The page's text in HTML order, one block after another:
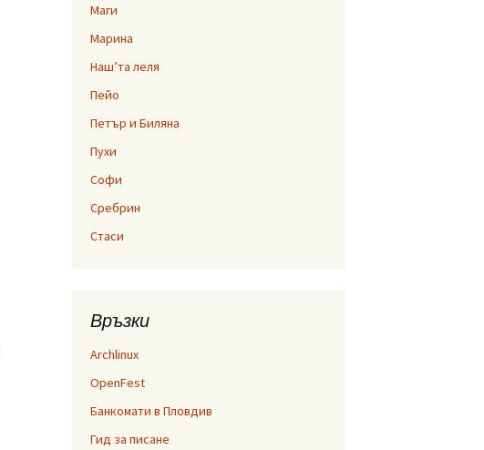
Маги
Марина
Наш’та леля
Пейо
Петър и Биляна
Пухи
Софи
Сребрин
Стаси
Връзки
Archlinux
OpenFest
Банкомати в Пловдив
Гид за писане